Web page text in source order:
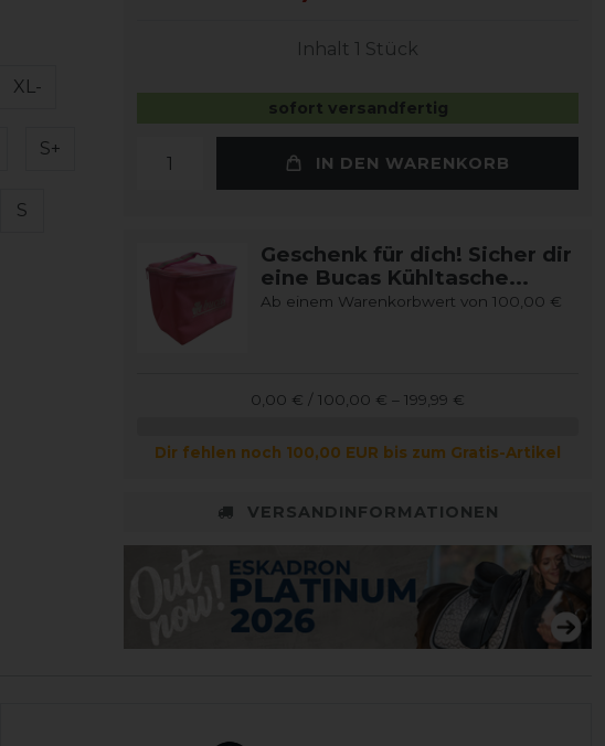
XL-
S+
S
Inhalt 1 Stück
sofort versandfertig
IN DEN WARENKORB
Geschenk für dich! Sicher dir
eine Bucas Kühltasche...
Ab einem Warenkorbwert von 100,00 €
0,00 € / 100,00 € – 199,99 €
Dir fehlen noch 100,00 EUR bis zum Gratis-Artikel
VERSANDINFORMATIONEN